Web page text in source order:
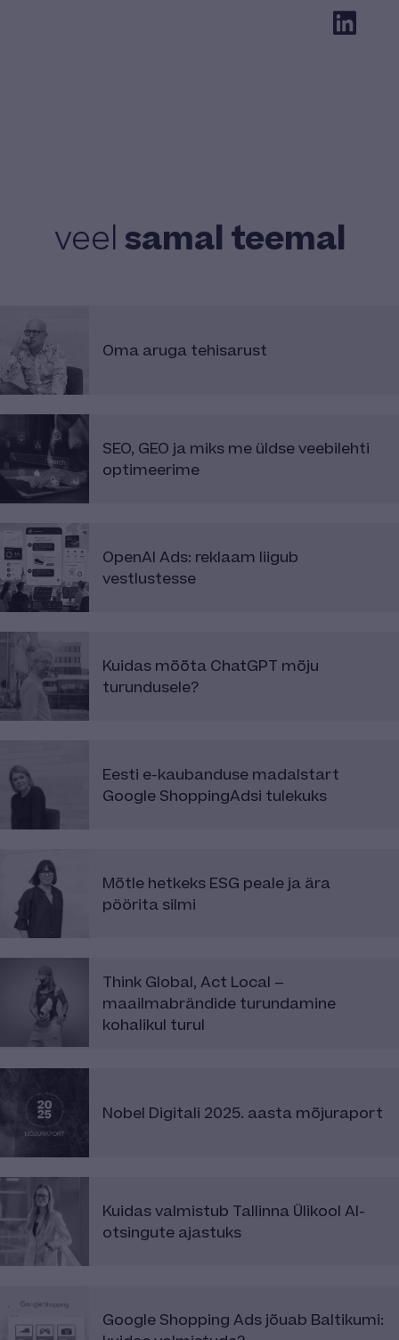
veel samal teemal
Oma aruga tehisarust
SEO, GEO ja miks me üldse veebilehti
optimeerime
OpenAI Ads: reklaam liigub
vestlustesse
Kuidas mõõta ChatGPT mõju
turundusele?
Eesti e-kaubanduse madalstart
Google ShoppingAdsi tulekuks
Mõtle hetkeks ESG peale ja ära
pöörita silmi
Think Global, Act Local –
maailmabrändide turundamine
kohalikul turul
Nobel Digitali 2025. aasta mõjuraport
Kuidas valmistub Tallinna Ülikool AI-
otsingute ajastuks
Google Shopping Ads jõuab Baltikumi: